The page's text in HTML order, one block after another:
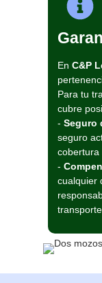
En C&P
Para tu
cubre
- Seguro
seguro
cobertura
-
cualquier